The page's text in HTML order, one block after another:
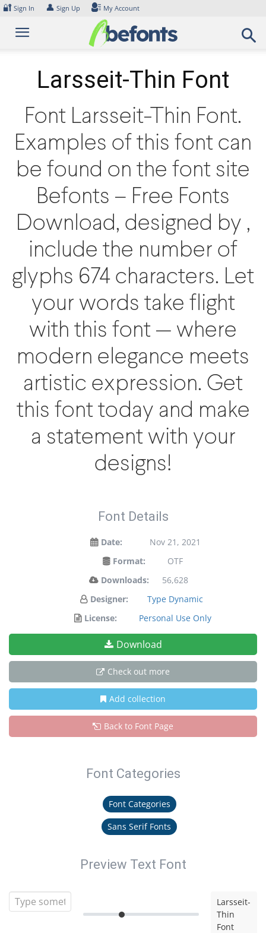
Skip
content
🔐 Sign In 👤 Sign Up My Account
Larsseit-Thin Font
Font Larsseit-Thin Font.
Examples of this font can
be found on the font site
Befonts – Free Fonts
Download, designed by ,
include the number of
glyphs 674 characters. Let
your words take flight
with this font — where
modern elegance meets
artistic expression. Get
this font today and make
a statement with your
designs!
Font Details
Date:
Nov 21, 2021
Format:
OTF
Downloads:
56,628
Designer:
Type Dynamic
License:
Personal Use Only
Download
Check out more
Add collection
Back to Font Page
Font Categories
Font Categories
Sans Serif Fonts
Preview Text Font
Larsseit-
Thin
Font